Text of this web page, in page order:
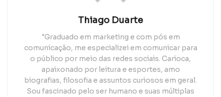
Thiago Duarte
"Graduado em marketing e com pós em
comunicação, me especializei em comunicar para
o público por meio das redes sociais. Carioca,
apaixonado por leitura e esportes, amo
biografias, filosofia e assuntos curiosos em geral.
Sou fascinado pelo ser humano e suas múltiplas